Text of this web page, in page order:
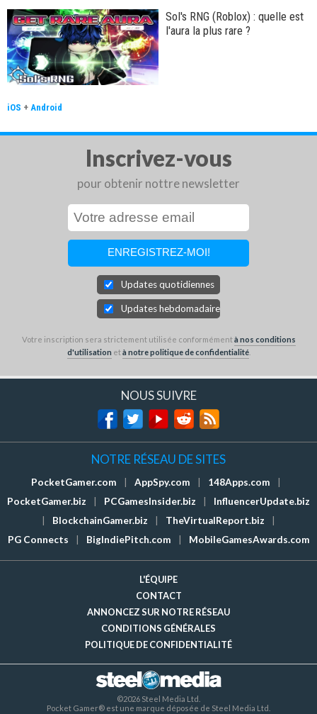
Sol's RNG (Roblox) : quelle est
l'aura la plus rare ?
iOS + Android
Inscrivez-vous
pour obtenir nottre newsletter
Updates quotidiennes
Updates hebdomadaires
Votre inscription sera strictement utilisée conformémentà nos conditions
d'utilisation età notre politique de confidentialité.
NOUS SUIVRE
NOTRE RÉSEAU DE SITES
PocketGamer.com AppSpy.com 148Apps.com
PocketGamer.biz
PCGamesInsider.biz
InfluencerUpdate.biz
BlockchainGamer.biz TheVirtualReport.biz
PG Connects
BigIndiePitch.com MobileGamesAwards.com
L'ÉQUIPE
CONTACT
ANNONCEZ SUR NOTRE RÉSEAU
CONDITIONS GÉNÉRALES
POLITIQUE DE CONFIDENTIALITÉ
©2026 Steel Media Ltd.
Pocket Gamer® est une marque déposée de Steel Media Ltd.